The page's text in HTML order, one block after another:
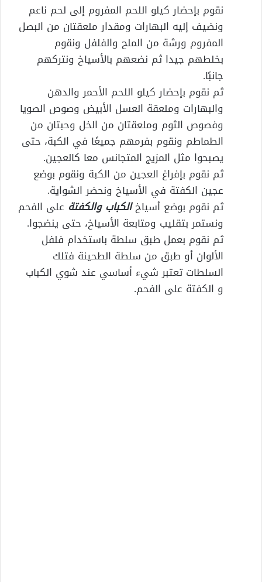
نقوم بإحضار كيلو اللحم المفروم إلى لحم ناعم
ونضيف إليه البهارات ومقدار ملعقتان من البصل
المفروم ورشة من الملح والفلفل ونقوم
بخلطهم جيدا ثم نضعهم بالأسياخ ونتركهم
جانبًا.
ثم نقوم بإحضار كيلو اللحم الأحمر والدهن
والبهارات وملعقة العسل الأبيض وصوص الصويا
وفصوص الثوم وملعقتان من الخل وحبتان من
الطماطم ونقوم بفرمهم جميعًا في الكبة، حتى
يصبحوا مثل المزيج المتجانس معا كالعجين.
ثم نقوم بإفراغ العجين من الكبة ونقوم بوضع
عجين الكفتة في الأسياخ ونحضر الشواية.
ثم نقوم بوضع أسياخالكباب والكفتة على الفحم
ونستمر بتقليب ومتابعة الأسياخ، حتى ينضجوا.
ثم نقوم بعمل طبق سلطة باستخدام فلفل
الألوان أو طبق من سلطة الطحينة فتلك
السلطات تعتبر شيء أساسي عند شوي الكباب
و الكفتة على الفحم.